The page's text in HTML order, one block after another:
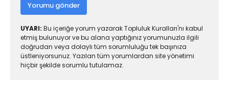
Yorumu gönder
UYARI: Bu içeriğe yorum yazarak Topluluk Kuralları'nı kabul
etmiş bulunuyor ve bu alana yaptığınız yorumunuzla ilgili
doğrudan veya dolaylı tüm sorumluluğu tek başınıza
üstleniyorsunuz. Yazılan tüm yorumlardan site yönetimi
hiçbir şekilde sorumlu tutulamaz.